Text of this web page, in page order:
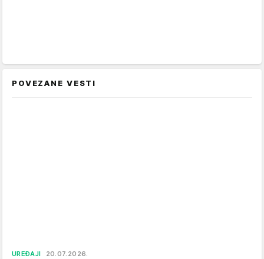
POVEZANE VESTI
UREĐAJI 20.07.2026.